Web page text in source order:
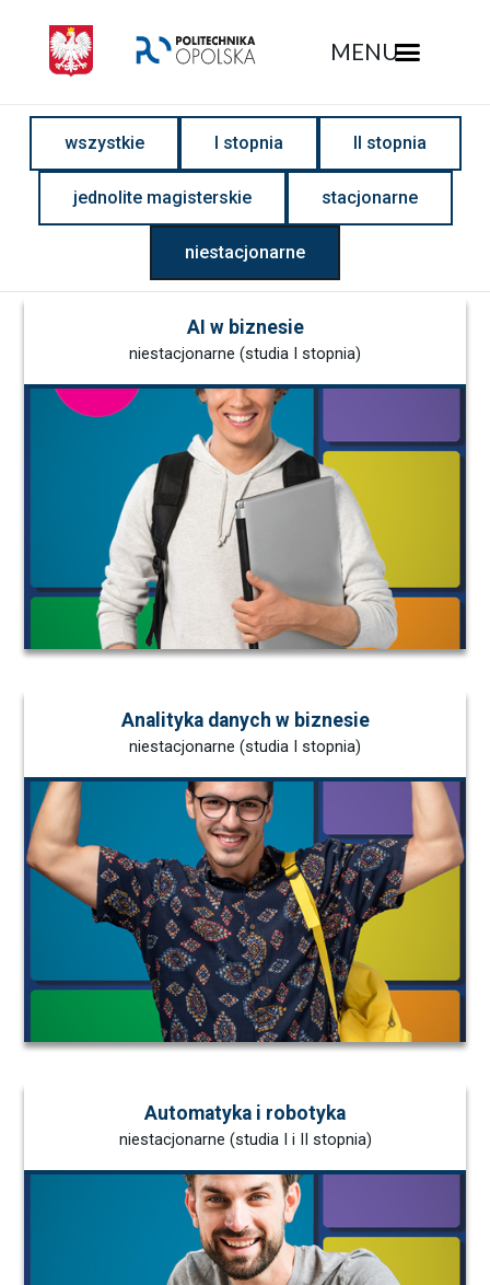
MENU
Rekrutacja - Politechnika Opolska
wszystkie I stopnia II stopnia
jednolite magisterskie stacjonarne
niestacjonarne
AI w biznesie
niestacjonarne (studia I stopnia)
Analityka danych w biznesie
niestacjonarne (studia I stopnia)
Automatyka i robotyka
niestacjonarne (studia I i II stopnia)